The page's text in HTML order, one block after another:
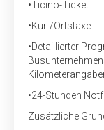
•Ticino-Ticket
•Kur-/Ortstaxe
•Detaillierter
•24-Stunden
Zusätzliche